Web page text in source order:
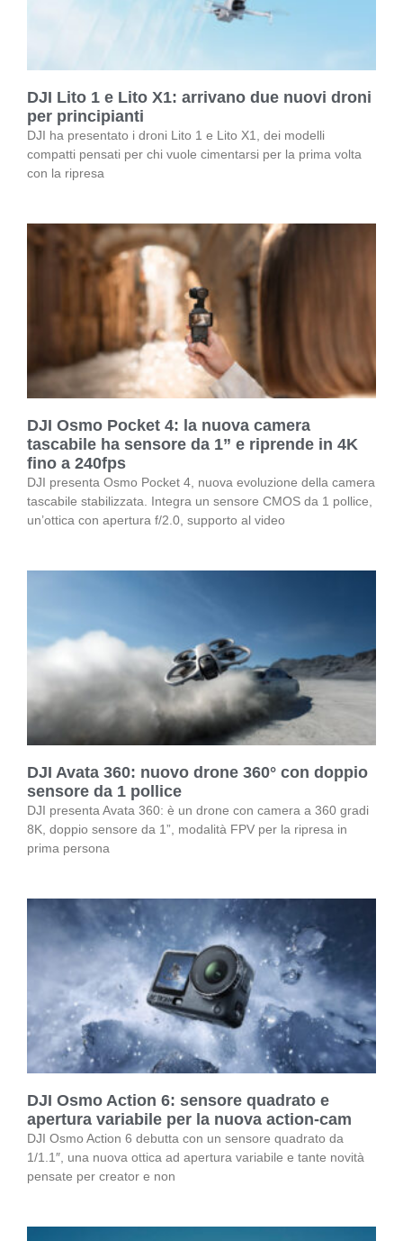
DJI Lito 1 e Lito X1: arrivano due nuovi droni
per principianti
DJI ha presentato i droni Lito 1 e Lito X1, dei modelli
compatti pensati per chi vuole cimentarsi per la prima volta
con la ripresa
DJI Osmo Pocket 4: la nuova camera
tascabile ha sensore da 1” e riprende in 4K
fino a 240fps
DJI presenta Osmo Pocket 4, nuova evoluzione della camera
tascabile stabilizzata. Integra un sensore CMOS da 1 pollice,
un’ottica con apertura f/2.0, supporto al video
DJI Avata 360: nuovo drone 360° con doppio
sensore da 1 pollice
DJI presenta Avata 360: è un drone con camera a 360 gradi
8K, doppio sensore da 1”, modalità FPV per la ripresa in
prima persona
DJI Osmo Action 6: sensore quadrato e
apertura variabile per la nuova action-cam
DJI Osmo Action 6 debutta con un sensore quadrato da
1/1.1″, una nuova ottica ad apertura variabile e tante novità
pensate per creator e non